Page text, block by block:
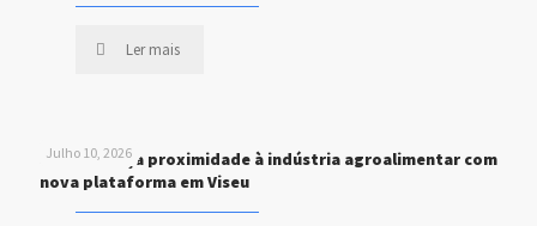
Ler mais
Julho 10, 2026
STEF reforça proximidade à indústria agroalimentar com
nova plataforma em Viseu